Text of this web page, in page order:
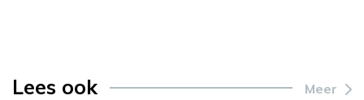
Lees ook Meer